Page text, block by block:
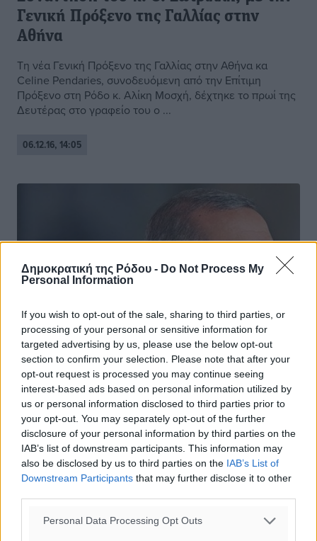
Δημοκρατική της Ρόδου - Do Not Process My
Personal Information
If you wish to opt-out of the sale, sharing to third parties, or
processing of your personal or sensitive information for
targeted advertising by us, please use the below opt-out
section to confirm your selection. Please note that after your
opt-out request is processed you may continue seeing
interest-based ads based on personal information utilized by
us or personal information disclosed to third parties prior to
your opt-out. You may separately opt-out of the further
disclosure of your personal information by third parties on the
IAB’s list of downstream participants. This information may
also be disclosed by us to third parties on the IAB’s List of
Downstream Participants that may further disclose it to other
Personal Data Processing Opt Outs
Γενική Πρόξενο της Γαλλίας στην
Αθήνα
Τη νέα Γενική Πρόξενο της Γαλλίας στην Αθήνα κα
Celine Pendaries, συνοδευόμενη από την Επίτιμη
Πρόξενο στη Ρόδο κ. Αλίκη Μοσχή, δέχτηκε το πρωί της
Δευτέρας στο γραφείο του ο ...
06.12.16, 14:05
Wikileaks: Πετρέλαιο από το ISIS
αγόραζε ο γαμπρός του Ερντογάν
Διασυνδέσεις του γαμπρού του Ερντογάν με την
εταιρεία Powertrans, η οποία εμπλέκεται σε υποθέσεις
εισαγωγής πετραλαίου από το ISIS αλλά και
οργανωμένες προσπάθειες ...